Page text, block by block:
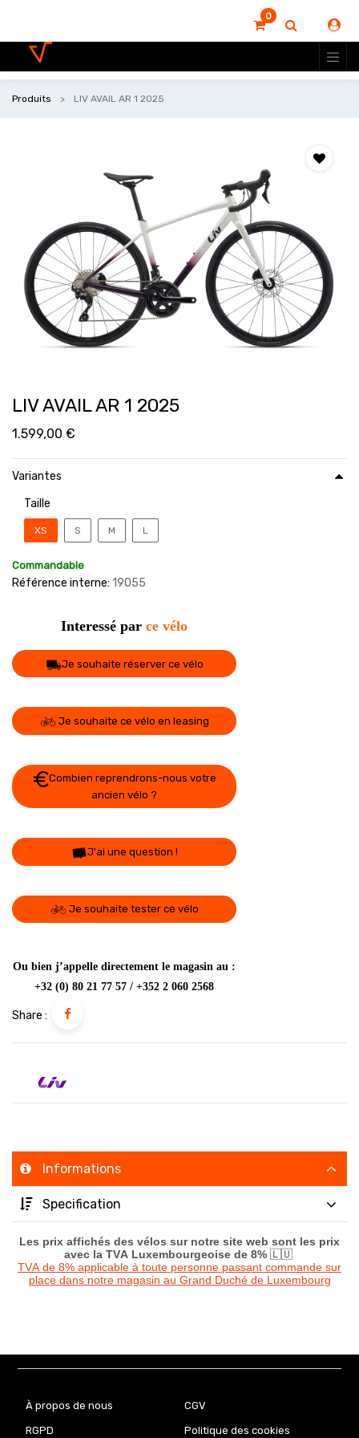
0
Produits LIV AVAIL AR 1 2025
LIV AVAIL AR 1 2025
1.599,00 €
Variantes
Taille
XS S M L
Commandable
Référence interne: 19055
Interessé par ce vélo
Je souhaite réserver ce vélo
Je souhaite ce vélo en leasing
Combien reprendrons-nous votre
ancien vélo ?
J'ai une question !
Je souhaite tester ce vélo
Ou bien j’appelle directement le magasin au :
+32 (0) 80 21 77 57 / +352 2 060 2568
Share :
Informations
Specification
Les prix affichés des vélos sur notre site web sont les prix
avec la TVA Luxembourgeoise de 8% 🇱🇺
TVA de 8% applicable à toute personne passant commande sur
place dans notre magasin au Grand Duché de Luxembourg
À propos de nous CGV
RGPD Politique des cookies